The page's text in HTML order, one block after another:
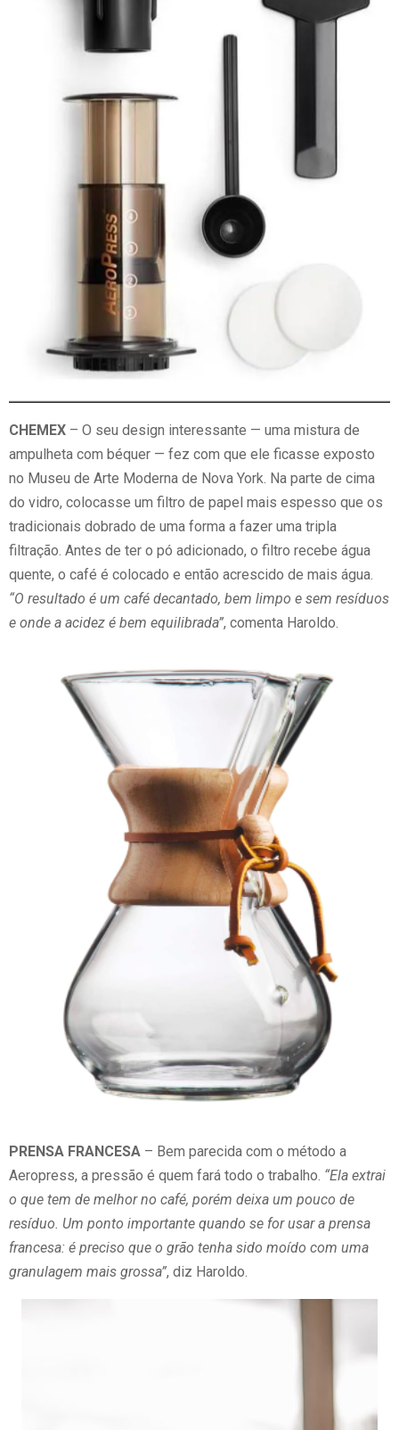
CHEMEX – O seu design interessante — uma mistura de
ampulheta com béquer — fez com que ele ficasse exposto
no Museu de Arte Moderna de Nova York. Na parte de cima
do vidro, colocasse um filtro de papel mais espesso que os
tradicionais dobrado de uma forma a fazer uma tripla
filtração. Antes de ter o pó adicionado, o filtro recebe água
quente, o café é colocado e então acrescido de mais água.
“O resultado é um café decantado, bem limpo e sem resíduos
e onde a acidez é bem equilibrada”, comenta Haroldo.
PRENSA FRANCESA – Bem parecida com o método a
Aeropress, a pressão é quem fará todo o trabalho. “Ela extrai
o que tem de melhor no café, porém deixa um pouco de
resíduo. Um ponto importante quando se for usar a prensa
francesa: é preciso que o grão tenha sido moído com uma
granulagem mais grossa”, diz Haroldo.